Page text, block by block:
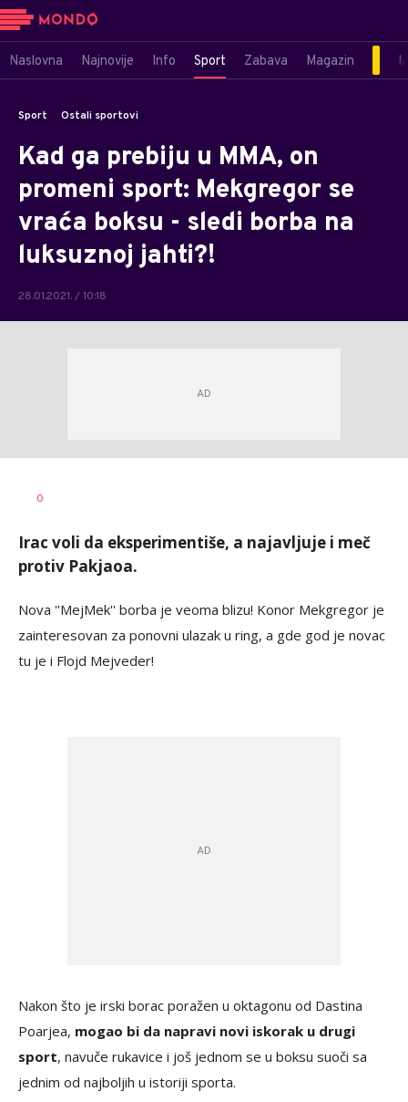
Naslovna Najnovije Info Sport Zabava Magazin
Sport Ostali sportovi
Kad ga prebiju u MMA, on
promeni sport: Mekgregor se
vraća boksu - sledi borba na
luksuznoj jahti?!
28.01.2021. / 10:18
AUTOR
0
Irac voli da eksperimentiše, a najavljuje i meč
protiv Pakjaoa.
Nova ''MejMek'' borba je veoma blizu! Konor Mekgregor je
zainteresovan za ponovni ulazak u ring, a gde god je novac
tu je i Flojd Mejveder!
Nakon što je irski borac poražen u oktagonu od Dastina
Poarjea, mogao bi da napravi novi iskorak u drugi
sport, navuče rukavice i još jednom se u boksu suoči sa
jednim od najboljih u istoriji sporta.